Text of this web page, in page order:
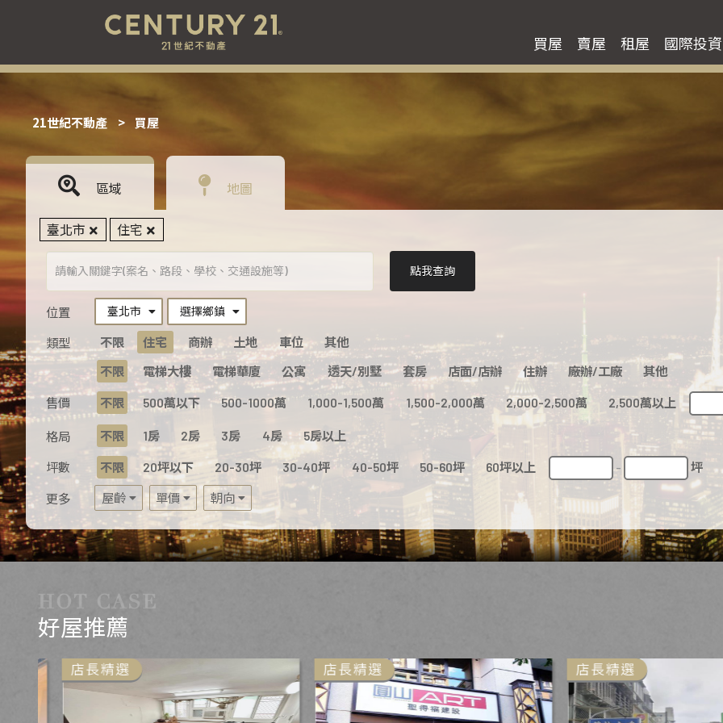
買屋 賣屋 租屋 國際投資
21世紀不動產 > 買屋
區域 地圖
臺北市 住宅
點我查詢
位置 臺北市 選擇鄉鎮
類型 不限 住宅 商辦 土地 車位
其他
不限
電梯大樓 電梯華廈 公寓 透天/別墅 套房 店面/店辦 住辦 廠辦/工廠 其他
售價 不限 500萬以下 500-1000萬 1,000-1,500萬 1,500-2,000萬 2,000-2,500萬 2,500萬以上
格局 不限 1房 2房 3房 4房 5房以上
坪數 不限 20坪以下 20-30坪 30-40坪 40-50坪 50-60坪 60坪以上 - 坪
更多 屋齡 單價 朝向
好屋推薦